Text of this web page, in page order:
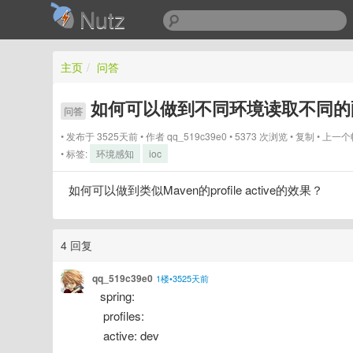
Nutz
主页 / 问答
问答 如何可以做到不同环境读取不同
发布于 3525天前 作者qq_519c39e0 5373 次浏览 复制 上一
标签:
环境感知 ioc
如何可以做到类似Maven的profile active的效果？
4 回复
qq_519c39e0 1楼•3525天前
spring:
profiles:
active: dev